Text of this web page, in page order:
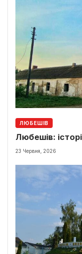
ЛЮБЕШІВ
Любешів:
23 Червня, 2026